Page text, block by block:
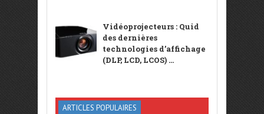
Vidéoprojecteurs : Quid
des dernières
technologies d’affichage
(DLP, LCD, LCOS) ...
ARTICLES POPULAIRES